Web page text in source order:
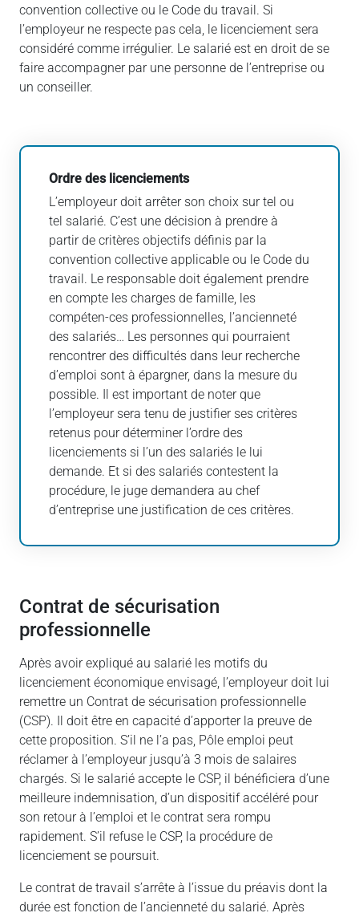
convention collective ou le Code du travail. Si
l’employeur ne respecte pas cela, le licenciement sera
considéré comme irrégulier. Le salarié est en droit de se
faire accompagner par une personne de l’entreprise ou
un conseiller.
Ordre des licenciements
L’employeur doit arrêter son choix sur tel ou
tel salarié. C’est une décision à prendre à
partir de critères objectifs définis par la
convention collective applicable ou le Code du
travail. Le responsable doit également prendre
en compte les charges de famille, les
compéten-ces professionnelles, l’ancienneté
des salariés… Les personnes qui pourraient
rencontrer des difficultés dans leur recherche
d’emploi sont à épargner, dans la mesure du
possible. Il est important de noter que
l’employeur sera tenu de justifier ses critères
retenus pour déterminer l’ordre des
licenciements si l’un des salariés le lui
demande. Et si des salariés contestent la
procédure, le juge demandera au chef
d’entreprise une justification de ces critères.
Contrat de sécurisation
professionnelle
Après avoir expliqué au salarié les motifs du
licenciement économique envisagé, l’employeur doit lui
remettre un Contrat de sécurisation professionnelle
(CSP). Il doit être en capacité d’apporter la preuve de
cette proposition. S’il ne l’a pas, Pôle emploi peut
réclamer à l’employeur jusqu’à 3 mois de salaires
chargés. Si le salarié accepte le CSP, il bénéficiera d’une
meilleure indemnisation, d’un dispositif accéléré pour
son retour à l’emploi et le contrat sera rompu
rapidement. S’il refuse le CSP, la procédure de
licenciement se poursuit.
Le contrat de travail s’arrête à l’issue du préavis dont la
durée est fonction de l’ancienneté du salarié. Après